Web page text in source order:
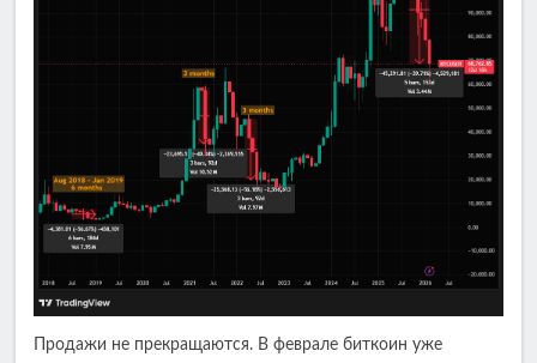
Продажи не прекращаются. В феврале биткоин уже